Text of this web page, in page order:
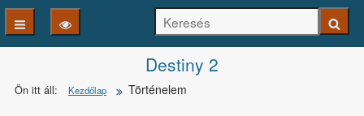
Kezdőlapra
ugrás
Destiny 2
Keresés
Ön itt áll: Kezdőlap Történelem